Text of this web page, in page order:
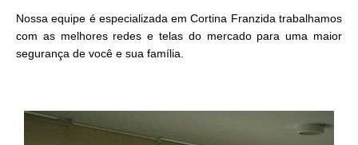
Nossa equipe é especializada em Cortina Franzida trabalhamos
com as melhores redes e telas do mercado para uma maior
segurança de você e sua família.